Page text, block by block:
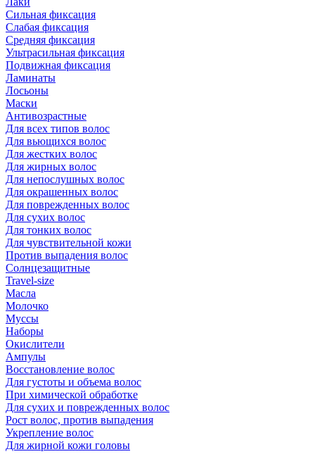
Сильная фиксация
Слабая фиксация
Средняя фиксация
Ультрасильная фиксация
Подвижная фиксация
Ламинаты
Лосьоны
Маски
Антивозрастные
Для всех типов волос
Для вьющихся волос
Для жестких волос
Для жирных волос
Для непослушных волос
Для окрашенных волос
Для поврежденных волос
Для сухих волос
Для тонких волос
Для чувствительной кожи
Против выпадения волос
Солнцезащитные
Travel-size
Масла
Молочко
Муссы
Наборы
Окислители
Ампулы
Восстановление волос
Для густоты и объема волос
При химической обработке
Для сухих и поврежденных волос
Рост волос, против выпадения
Укрепление волос
Для жирной кожи головы